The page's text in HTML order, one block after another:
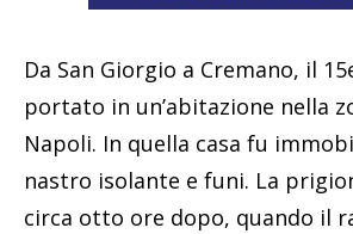
Da San Giorgio a Cremano, il
portato in un’abitazione nella
Napoli. In quella casa fu
nastro isolante e funi. La
circa otto ore dopo, quando il